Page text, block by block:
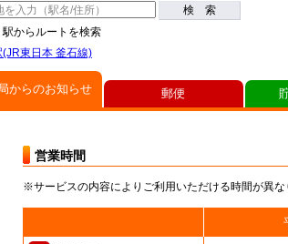
検 索
駅からルートを検索
(JR東日本 釜石線)
からのお知らせ
営業時間
※サービスの内容によりご利用いただける時間が異
郵便